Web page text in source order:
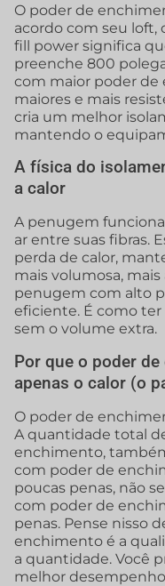
O poder de
acordo com seu loft,
fill power significa
preenche 800
com maior poder
maiores e mais
cria um melhor
mantendo o
A física do
a calor
A penugem
ar entre suas fibras.
perda de calor,
mais volumosa,
penugem com alto
eficiente. É como
sem o volume extra.
Por que o poder
apenas o calor (o
O poder de
A quantidade total
enchimento,
com poder de
poucas penas, não
com poder de
penas. Pense nisso
enchimento é a
a quantidade. Você
melhor